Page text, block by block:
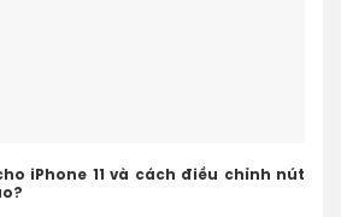
iPhone 11 và cách điều chỉnh nút